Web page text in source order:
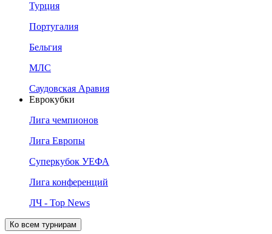
Турция
Португалия
Бельгия
МЛС
Саудовская Аравия
Еврокубки
Лига чемпионов
Лига Европы
Суперкубок УЕФА
Лига конференций
ЛЧ - Top News
Ко всем турнирам